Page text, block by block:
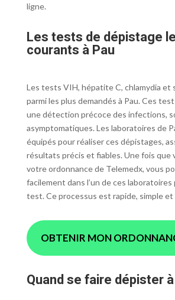
ligne.
Les tests de dépistage
courants à Pau
Les tests VIH, hépatite C, chlamydia et
parmi les plus demandés à Pau. Ces
une détection précoce des infections,
asymptomatiques. Les laboratoires de
équipés pour réaliser ces dépistages,
résultats précis et fiables. Une fois que
votre ordonnance de Telemedx, vous
facilement dans l’un de ces laboratoires
test. Ce processus est rapide, simple et
OBTENIR MON
Quand se faire dépister